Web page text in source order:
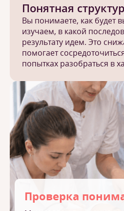
Понятная
Вы понимаете, как будет
изучаем, в какой
результату идем. Это
помогает
попытках разобраться в
Проверка